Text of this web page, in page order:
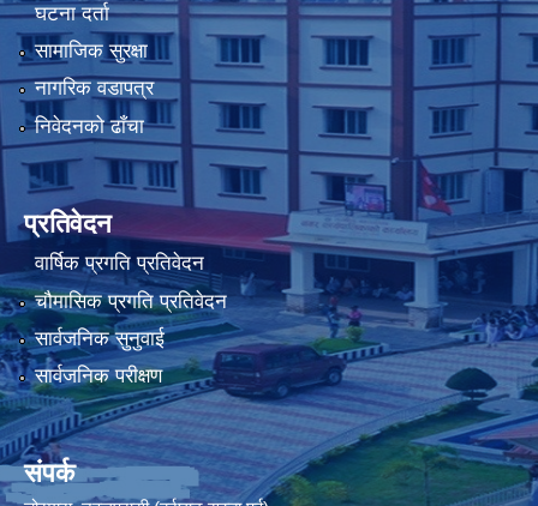
घटना दर्ता
सामाजिक सुरक्षा
नागरिक वडापत्र
निवेदनको ढाँचा
प्रतिवेदन
वार्षिक प्रगति प्रतिवेदन
चौमासिक प्रगति प्रतिवेदन
सार्वजनिक सुनुवाई
सार्वजनिक परीक्षण
संपर्क